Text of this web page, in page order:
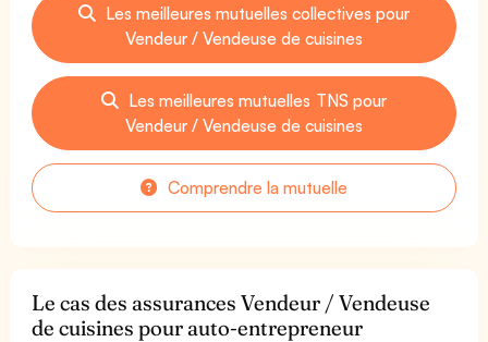
Les meilleures mutuelles collectives pour
Vendeur / Vendeuse de cuisines
Les meilleures mutuelles TNS pour
Vendeur / Vendeuse de cuisines
Comprendre la mutuelle
Le cas des assurances Vendeur / Vendeuse
de cuisines pour auto-entrepreneur